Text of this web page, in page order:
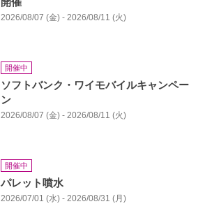
2026/08/07 (金) - 2026/08/11 (火)
開催中
ソフトバンク・ワイモバイルキャンペー
ン
2026/08/07 (金) - 2026/08/11 (火)
開催中
パレット噴水
2026/07/01 (水) - 2026/08/31 (月)